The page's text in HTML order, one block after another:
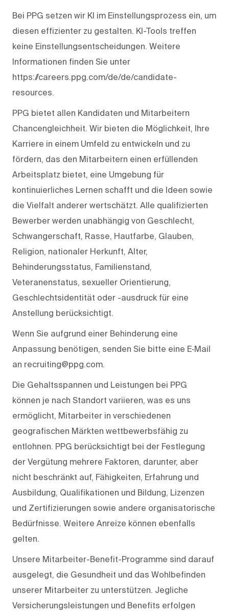
Bei PPG setzen wir KI im Einstellungsprozess ein, um
diesen effizienter zu gestalten. KI-Tools treffen
keine Einstellungsentscheidungen. Weitere
Informationen finden Sie unter
https://careers.ppg.com/de/de/candidate-
resources.
PPG bietet allen Kandidaten und Mitarbeitern
Chancengleichheit. Wir bieten die Möglichkeit, Ihre
Karriere in einem Umfeld zu entwickeln und zu
fördern, das den Mitarbeitern einen erfüllenden
Arbeitsplatz bietet, eine Umgebung für
kontinuierliches Lernen schafft und die Ideen sowie
die Vielfalt anderer wertschätzt. Alle qualifizierten
Bewerber werden unabhängig von Geschlecht,
Schwangerschaft, Rasse, Hautfarbe, Glauben,
Religion, nationaler Herkunft, Alter,
Behinderungsstatus, Familienstand,
Veteranenstatus, sexueller Orientierung,
Geschlechtsidentität oder -ausdruck für eine
Anstellung berücksichtigt.
Wenn Sie aufgrund einer Behinderung eine
Anpassung benötigen, senden Sie bitte eine E‑Mail
an recruiting@ppg.com.
Die Gehaltsspannen und Leistungen bei PPG
können je nach Standort variieren, was es uns
ermöglicht, Mitarbeiter in verschiedenen
geografischen Märkten wettbewerbsfähig zu
entlohnen. PPG berücksichtigt bei der Festlegung
der Vergütung mehrere Faktoren, darunter, aber
nicht beschränkt auf, Fähigkeiten, Erfahrung und
Ausbildung, Qualifikationen und Bildung, Lizenzen
und Zertifizierungen sowie andere organisatorische
Bedürfnisse. Weitere Anreize können ebenfalls
gelten.
Unsere Mitarbeiter-Benefit-Programme sind darauf
ausgelegt, die Gesundheit und das Wohlbefinden
unserer Mitarbeiter zu unterstützen. Jegliche
Versicherungsleistungen und Benefits erfolgen